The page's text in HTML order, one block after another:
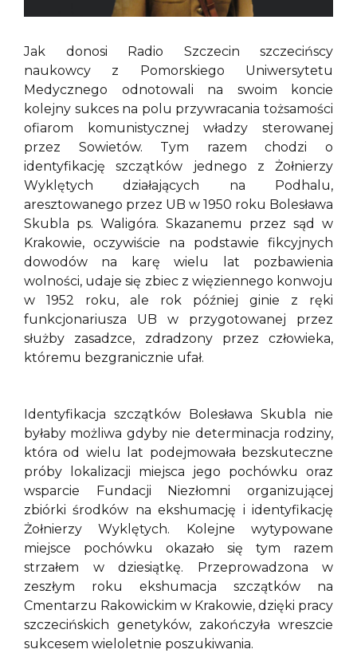
Jak donosi Radio Szczecin szczecińscy
naukowcy z Pomorskiego Uniwersytetu
Medycznego odnotowali na swoim koncie
kolejny sukces na polu przywracania tożsamości
ofiarom komunistycznej władzy sterowanej
przez Sowietów. Tym razem chodzi o
identyfikację szczątków jednego z Żołnierzy
Wyklętych działających na Podhalu,
aresztowanego przez UB w 1950 roku Bolesława
Skubla ps. Waligóra. Skazanemu przez sąd w
Krakowie, oczywiście na podstawie fikcyjnych
dowodów na karę wielu lat pozbawienia
wolności, udaje się zbiec z więziennego konwoju
w 1952 roku, ale rok później ginie z ręki
funkcjonariusza UB w przygotowanej przez
służby zasadzce, zdradzony przez człowieka,
któremu bezgranicznie ufał.
Identyfikacja szczątków Bolesława Skubla nie
byłaby możliwa gdyby nie determinacja rodziny,
która od wielu lat podejmowała bezskuteczne
próby lokalizacji miejsca jego pochówku oraz
wsparcie Fundacji Niezłomni organizującej
zbiórki środków na ekshumację i identyfikację
Żołnierzy Wyklętych. Kolejne wytypowane
miejsce pochówku okazało się tym razem
strzałem w dziesiątkę. Przeprowadzona w
zeszłym roku ekshumacja szczątków na
Cmentarzu Rakowickim w Krakowie, dzięki pracy
szczecińskich genetyków, zakończyła wreszcie
sukcesem wieloletnie poszukiwania.